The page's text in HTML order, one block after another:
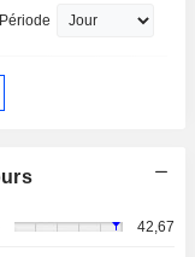
Période
42,67